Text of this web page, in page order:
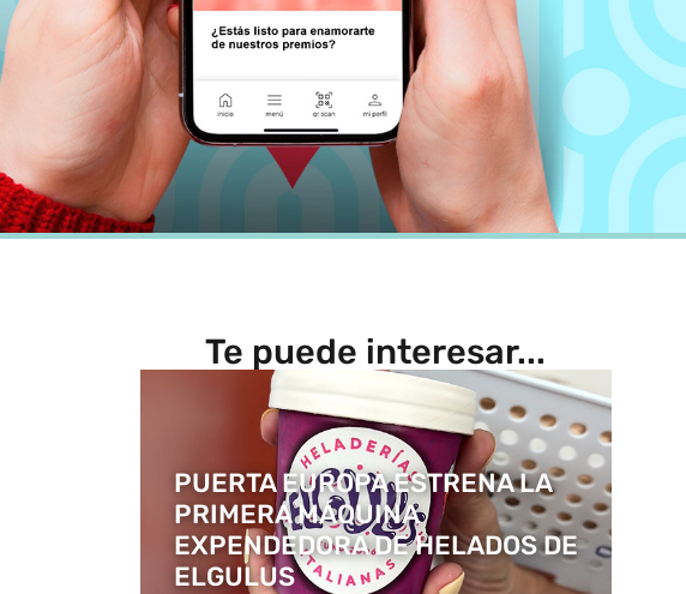
Te puede interesar...
PUERTA EUROPA ESTRENA LA
PRIMERA MÁQUINA
EXPENDEDORA DE HELADOS DE
ELGULUS